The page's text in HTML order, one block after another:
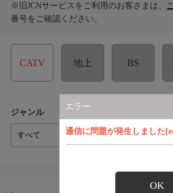
エラー
通信に問題が発生しました
OK
※旧JCNサービスをご利用のお客さまは、
番号をご確認ください。
CATV 地上 BS
ジャンル